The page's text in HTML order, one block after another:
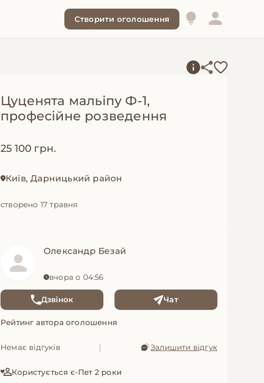
Створити оголошення
Цуценята мальіпу Ф-1,
професійне розведення
25 100 грн.
Київ, Дарницький район
створено 17 травня
Олександр Безай
вчора о 04:56
Дзвінок Чат
Рейтинг автора оголошення
Немає відгуків | Залишити відгук
Користується є-Пет 2 роки